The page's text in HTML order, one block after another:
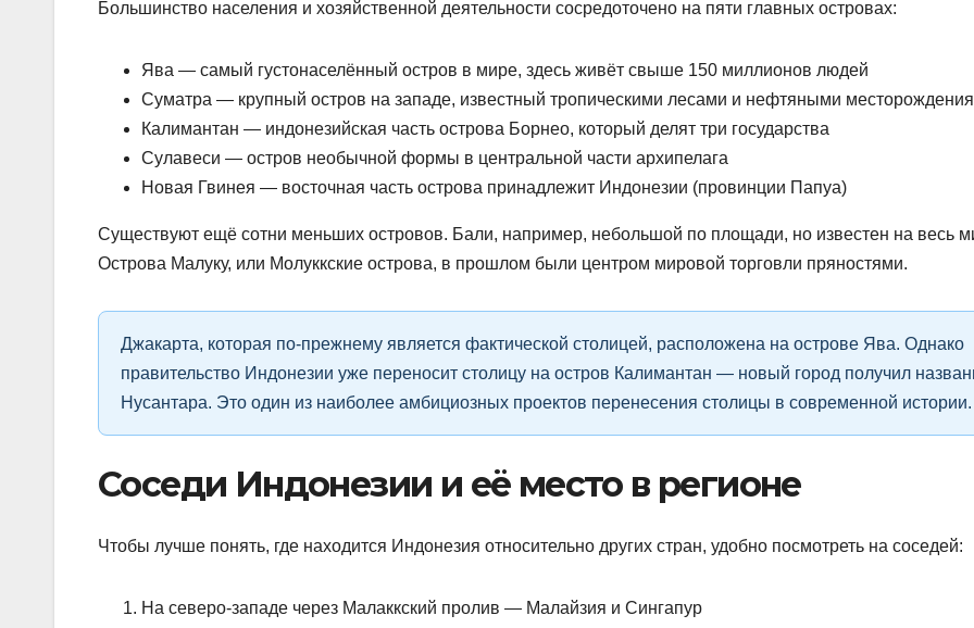
Большинство населения и хозяйственной деятельности сосредоточено на пяти главных островах:
Ява — самый густонаселённый остров в мире, здесь живёт свыше 150 миллионов людей
Суматра — крупный остров на западе, известный тропическими лесами и нефтяными
Калимантан — индонезийская часть острова Борнео, который делят три государства
Сулавеси — остров необычной формы в центральной части архипелага
Новая Гвинея — восточная часть острова принадлежит Индонезии (провинции Папуа)
Существуют ещё сотни меньших островов. Бали, например, небольшой по площади, но известен на весь
Острова Малуку, или Молуккские острова, в прошлом были центром мировой торговли пряностями.
Джакарта, которая по-прежнему является фактической столицей, расположена на острове Ява. Однако
правительство Индонезии уже переносит столицу на остров Калимантан — новый город получил
Нусантара. Это один из наиболее амбициозных проектов перенесения столицы в современной истории.
Соседи Индонезии и её место в регионе
Чтобы лучше понять, где находится Индонезия относительно других стран, удобно посмотреть на соседей:
На северо-западе через Малаккский пролив — Малайзия и Сингапур